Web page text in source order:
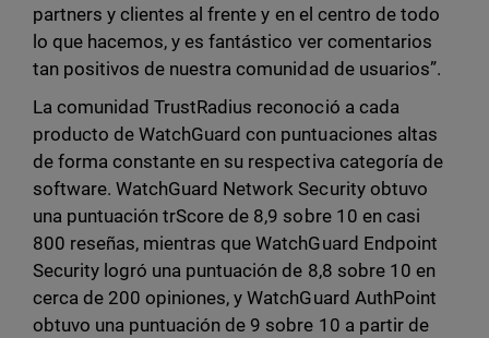
partners y clientes al frente y en el centro de todo
lo que hacemos, y es fantástico ver comentarios
tan positivos de nuestra comunidad de usuarios”.
La comunidad TrustRadius reconoció a cada
producto de WatchGuard con puntuaciones altas
de forma constante en su respectiva categoría de
software. WatchGuard Network Security obtuvo
una puntuación trScore de 8,9 sobre 10 en casi
800 reseñas, mientras que WatchGuard Endpoint
Security logró una puntuación de 8,8 sobre 10 en
cerca de 200 opiniones, y WatchGuard AuthPoint
obtuvo una puntuación de 9 sobre 10 a partir de